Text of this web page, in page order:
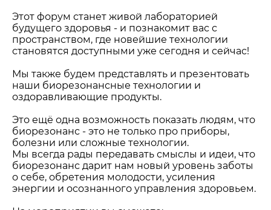
Этот форум станет живой лабораторией
будущего здоровья - и познакомит вас с
пространством, где новейшие технологии
становятся доступными уже сегодня и сейчас!
Мы также будем представлять и презентовать
наши биорезонансные технологии и
оздоравливающие продукты.
Это ещё одна возможность показать людям, что
биорезонанс - это не только про приборы,
болезни или сложные технологии.
Мы всегда рады передавать смыслы и идеи, что
биорезонанс дарит нам новый уровень заботы
о себе, обретения молодости, усиления
энергии и осознанного управления здоровьем.